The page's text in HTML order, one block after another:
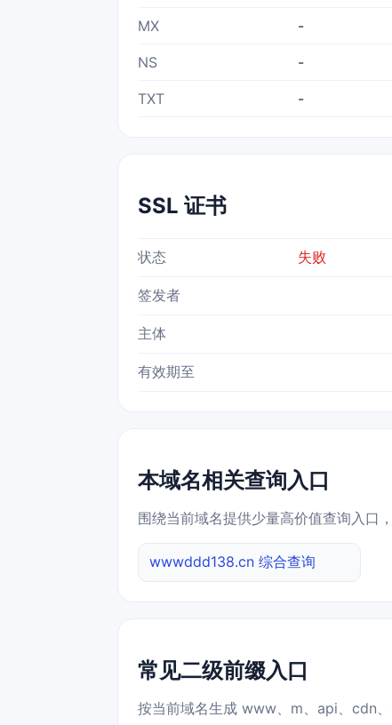
MX -
NS -
TXT -
SSL 证书
状态 失败
签发者
主体
有效期至
本域名相关查询入口
围绕当前域名提供少量高价值查询入口
wwwddd138.cn 综合查询
常见二级前缀入口
按当前域名生成 www、m、api、cdn